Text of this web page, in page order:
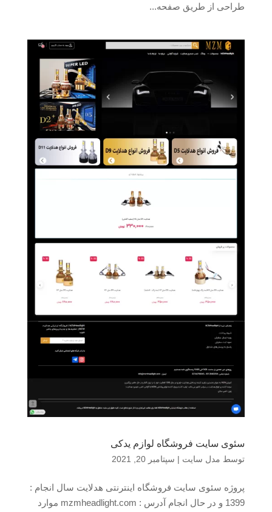
طراحی از طریق صفحه...
سئوی سایت فروشگاه لوازم یدکی
توسط مدل سایت | سپتامبر 20, 2021
پروژه سئوی سایت فروشگاه اینترنتی هدلایت سال انجام :
1399 و در حال انجام آدرس : mzmheadlight.com موارد